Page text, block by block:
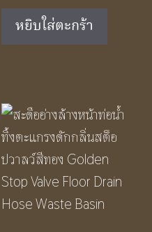
was:
฿680.00.
หยิบใส่ตะกร้า